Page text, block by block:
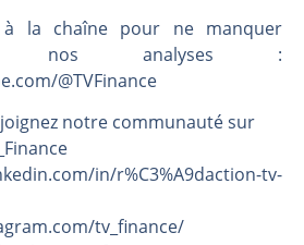
à la chaîne pour ne manquer
nos analyses :
@TVFinance
notre communauté sur
in/r%C3%A9daction-tv-
tv_finance/